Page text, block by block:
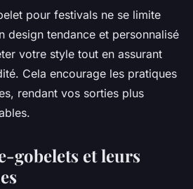
pour festivals ne se limite
design tendance et personnalisé
votre style tout en assurant
Cela encourage les pratiques
rendant vos sorties plus
gobelets et leurs